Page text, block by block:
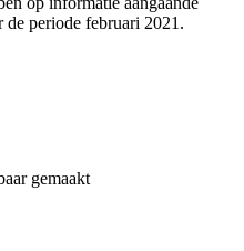
periode februari 2021.
gemaakt